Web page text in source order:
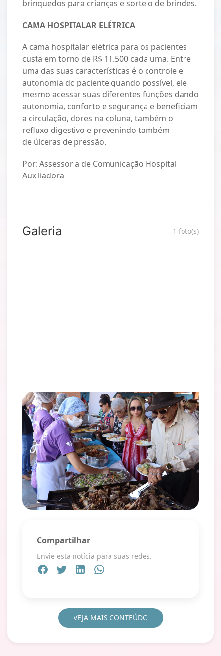
brinquedos para crianças e sorteio de brindes.
CAMA HOSPITALAR ELÉTRICA
A cama hospitalar elétrica para os pacientes
custa em torno de R$ 11.500 cada uma. Entre
uma das suas características é o controle e
autonomia do paciente quando possível, ele
mesmo acessar suas diferentes funções dando
autonomia, conforto e segurança e beneficiam
a circulação, dores na coluna, também o
refluxo digestivo e prevenindo também
de úlceras de pressão.
Por: Assessoria de Comunicação Hospital
Auxiliadora
Galeria 1 foto(s)
Compartilhar
Envie esta notícia para suas redes.
VEJA MAIS CONTEÚDO